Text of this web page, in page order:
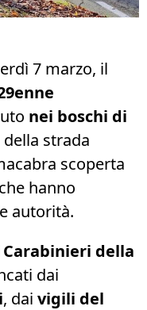
7 marzo, il
nei boschi di
strada
scoperta
che hanno
autorità.
Carabinieri della
dai
, dai vigili del